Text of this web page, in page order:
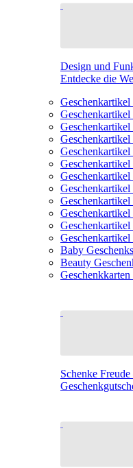
Design und
Entdecke die
Geschenkartikel
Geschenkartikel
Geschenkartikel
Geschenkartikel
Geschenkartikel
Baby
Beauty
Schenke